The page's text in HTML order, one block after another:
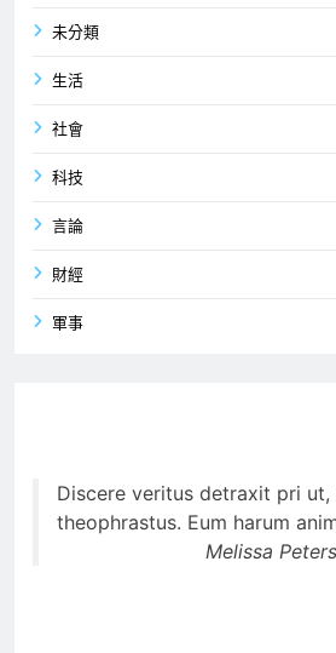
未分類
生活
社會
科技
言論
財經
軍事
Discere veritus detraxit pri ut,
theophrastus. Eum harum
Melissa